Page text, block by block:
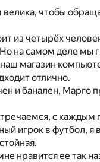
чтобы
из четырёх
на самом деле мы
магазин
отлично.
и банален, Марго
с каждым
игрок в футбол,
нравится ее так